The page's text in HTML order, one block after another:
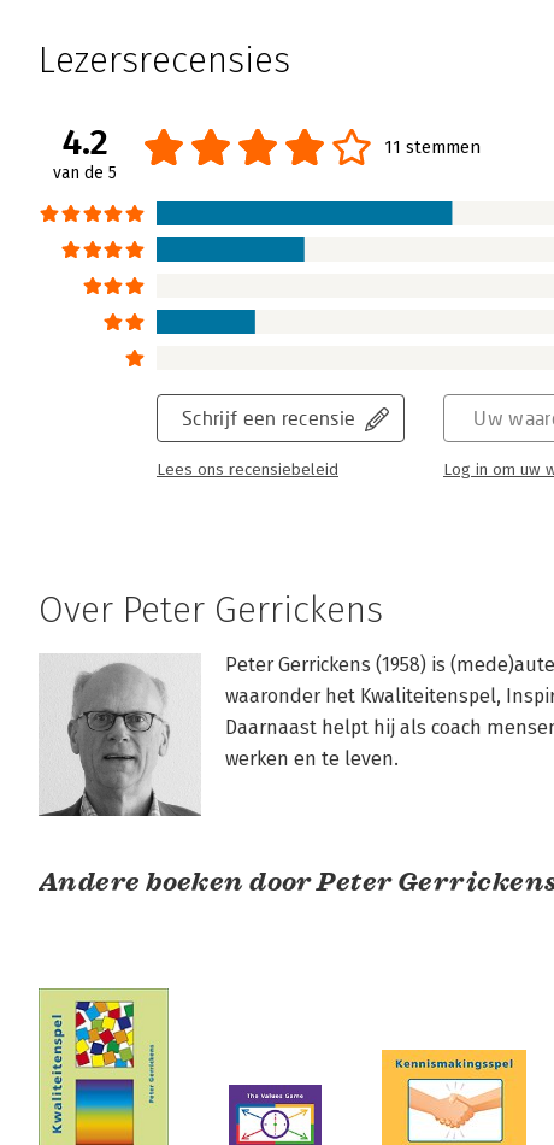
Lezersrecensies
4.2
van de 5
11 stemmen
Schrijf een recensie
Lees ons recensiebeleid
Uw
Log in om uw
Over Peter Gerrickens
Peter Gerrickens (1958) is
waaronder het Kwaliteitenspel,
Daarnaast helpt hij als coach
werken en te leven.
Andere boeken door Peter